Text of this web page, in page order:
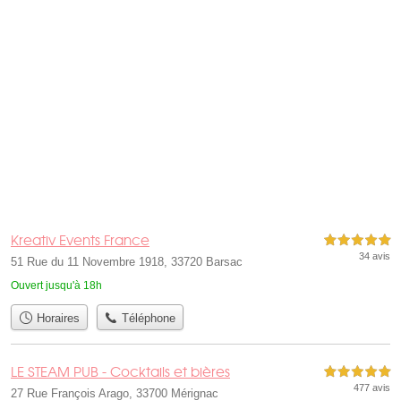
Kreativ Events France
51 Rue du 11 Novembre 1918, 33720 Barsac
Ouvert jusqu'à 18h
5,0 étoiles sur 5
34 avis
Horaires Téléphone
LE STEAM PUB - Cocktails et bières
27 Rue François Arago, 33700 Mérignac
5,0 étoiles sur 5
477 avis